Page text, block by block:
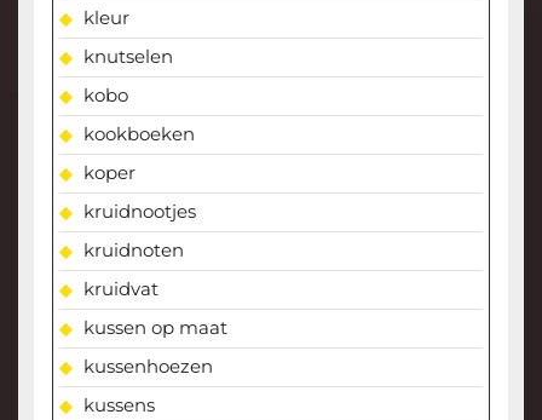
kleur
knutselen
kobo
kookboeken
koper
kruidnootjes
kruidnoten
kruidvat
kussen op maat
kussenhoezen
kussens